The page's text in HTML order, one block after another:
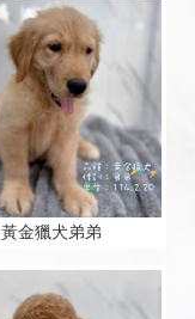
黃金獵犬弟弟